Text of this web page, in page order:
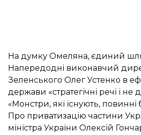
На думку Омеляна, єдиний
Напередодні виконавчий
Зеленського Олег Устенко в
держави «стратегічні речі і не
«Монстри, які існують,
Про приватизацію частини
міністра України Олексій